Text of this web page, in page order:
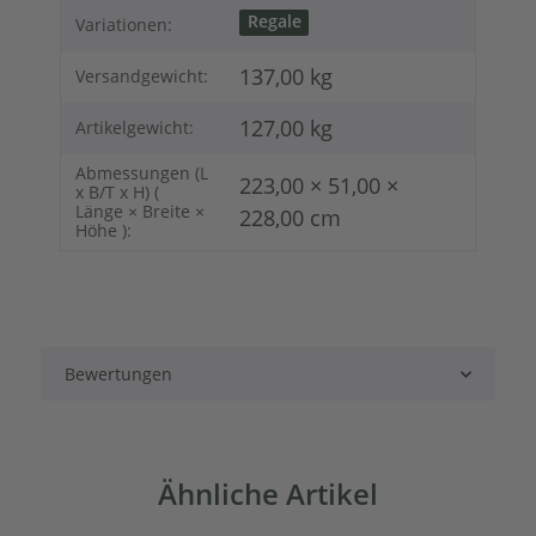
Variationen: Regale
Versandgewicht: 137,00 kg
Artikelgewicht: 127,00 kg
Abmessungen (L
x B/T x H) (
Länge × Breite ×
Höhe ):
223,00 × 51,00 ×
228,00 cm
Bewertungen
Ähnliche Artikel